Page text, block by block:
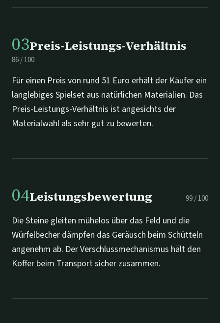
03Preis-Leistungs-Verhältnis
86/100
Für einen Preis von rund 51 Euro erhält der Käufer ein
langlebiges Spielset aus natürlichen Materialien. Das
Preis-Leistungs-Verhältnis ist angesichts der
Materialwahl als sehr gut zu bewerten.
04Leistungsbewertung 99/100
Die Steine gleiten mühelos über das Feld und die
Würfelbecher dämpfen das Geräusch beim Schütteln
angenehm ab. Der Verschlussmechanismus hält den
Koffer beim Transport sicher zusammen.